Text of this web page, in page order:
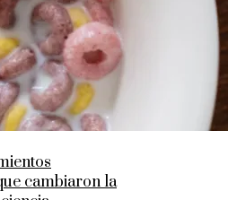
cambiaron la